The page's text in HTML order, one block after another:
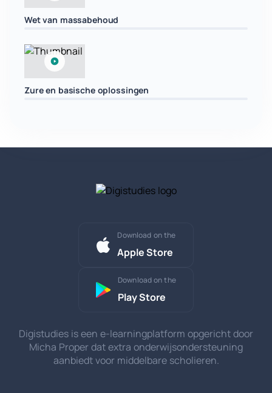
Wet van massabehoud
Zure en basische oplossingen
Download on the
Apple Store
Download on the
Play Store
Digistudies is een e-learningplatform opgericht door
Micha Proper dat extra onderwijsondersteuning
aanbiedt voor middelbare scholieren.